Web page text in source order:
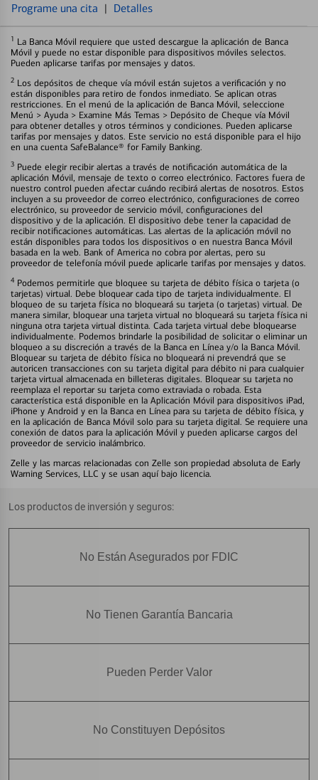
Programe una cita | Detalles
1 La Banca Móvil requiere que usted descargue la aplicación de Banca
Móvil y puede no estar disponible para dispositivos móviles selectos.
Pueden aplicarse tarifas por mensajes y datos.
2 Los depósitos de cheque vía móvil están sujetos a verificación y no
están disponibles para retiro de fondos inmediato. Se aplican otras
restricciones. En el menú de la aplicación de Banca Móvil, seleccione
Menú > Ayuda > Examine Más Temas > Depósito de Cheque vía Móvil
para obtener detalles y otros términos y condiciones. Pueden aplicarse
tarifas por mensajes y datos. Este servicio no está disponible para el hijo
en una cuenta SafeBalance® for Family Banking.
3 Puede elegir recibir alertas a través de notificación automática de la
aplicación Móvil, mensaje de texto o correo electrónico. Factores fuera de
nuestro control pueden afectar cuándo recibirá alertas de nosotros. Estos
incluyen a su proveedor de correo electrónico, configuraciones de correo
electrónico, su proveedor de servicio móvil, configuraciones del
dispositivo y de la aplicación. El dispositivo debe tener la capacidad de
recibir notificaciones automáticas. Las alertas de la aplicación móvil no
están disponibles para todos los dispositivos o en nuestra Banca Móvil
basada en la web. Bank of America no cobra por alertas, pero su
proveedor de telefonía móvil puede aplicarle tarifas por mensajes y datos.
4 Podemos permitirle que bloquee su tarjeta de débito física o tarjeta (o
tarjetas) virtual. Debe bloquear cada tipo de tarjeta individualmente. El
bloqueo de su tarjeta física no bloqueará su tarjeta (o tarjetas) virtual. De
manera similar, bloquear una tarjeta virtual no bloqueará su tarjeta física ni
ninguna otra tarjeta virtual distinta. Cada tarjeta virtual debe bloquearse
individualmente. Podemos brindarle la posibilidad de solicitar o eliminar un
bloqueo a su discreción a través de la Banca en Línea y/o la Banca Móvil.
Bloquear su tarjeta de débito física no bloqueará ni prevendrá que se
autoricen transacciones con su tarjeta digital para débito ni para cualquier
tarjeta virtual almacenada en billeteras digitales. Bloquear su tarjeta no
reemplaza el reportar su tarjeta como extraviada o robada. Esta
característica está disponible en la Aplicación Móvil para dispositivos iPad,
iPhone y Android y en la Banca en Línea para su tarjeta de débito física, y
en la aplicación de Banca Móvil solo para su tarjeta digital. Se requiere una
conexión de datos para la aplicación Móvil y pueden aplicarse cargos del
proveedor de servicio inalámbrico.
Zelle y las marcas relacionadas con Zelle son propiedad absoluta de Early
Warning Services, LLC y se usan aquí bajo licencia.
Los productos de inversión y seguros:
No Están Asegurados por FDIC
No Tienen Garantía Bancaria
Pueden Perder Valor
No Constituyen Depósitos